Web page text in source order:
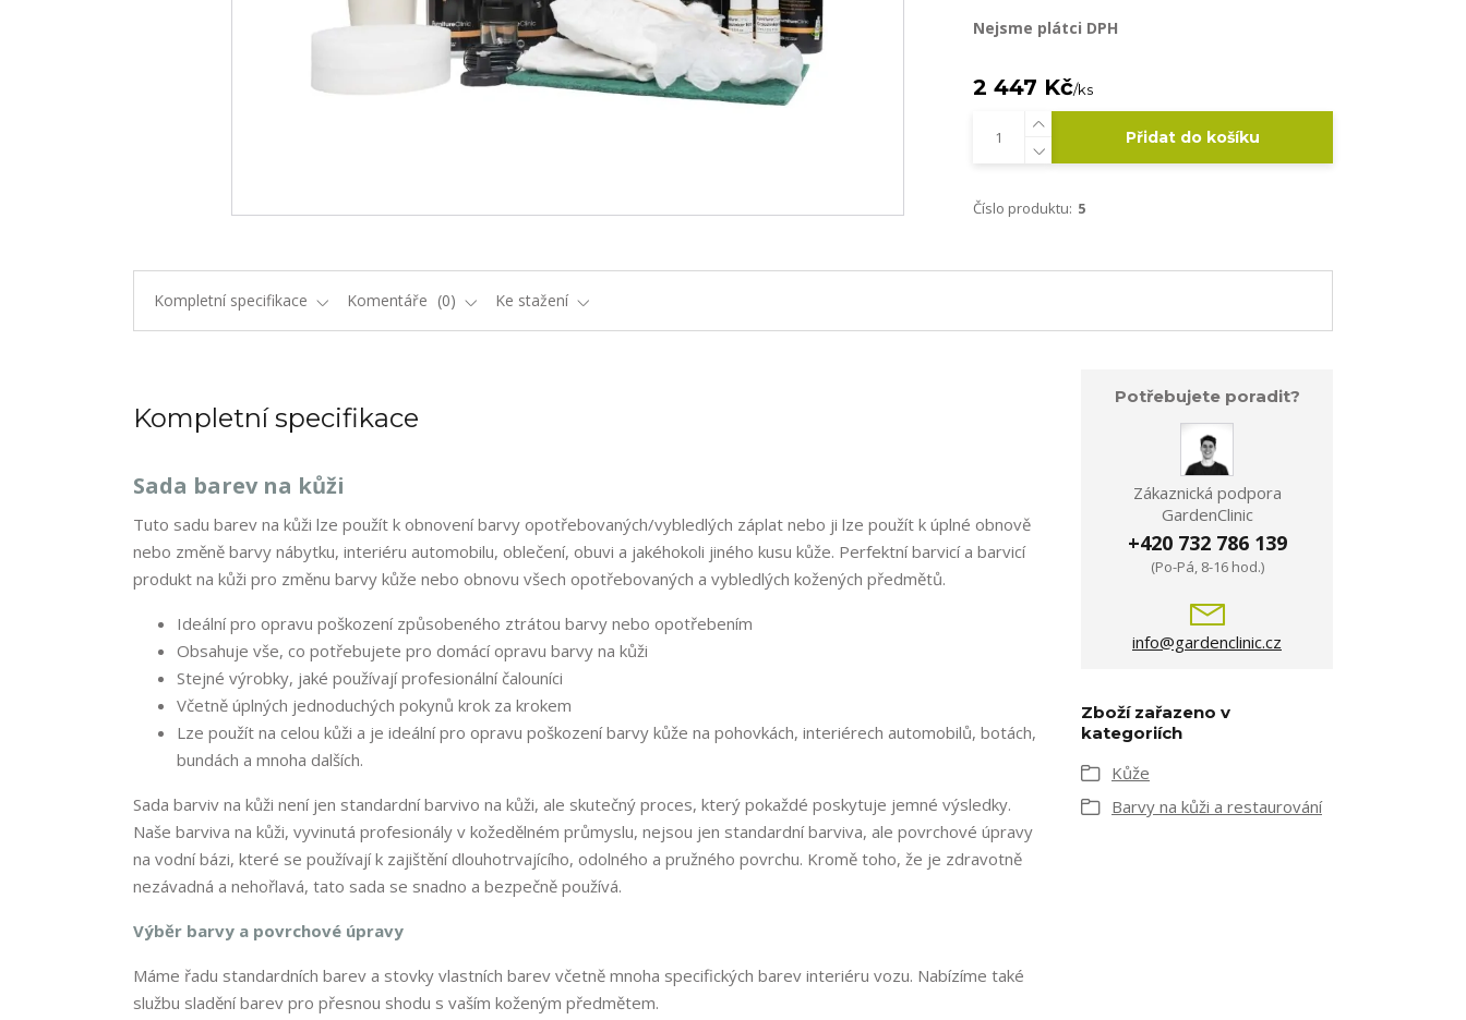
Nejsme plátci DPH
2 447 Kč/ks
Přidat do košíku
Číslo produktu: 5
Kompletní specifikace Komentáře 0 Ke stažení
Kompletní specifikace
Sada barev na kůži
Tuto sadu barev na kůži lze použít k obnovení barvy opotřebovaných/vybledlých záplat nebo ji lze použít k úplné obnově
nebo změně barvy nábytku, interiéru automobilu, oblečení, obuvi a jakéhokoli jiného kusu kůže. Perfektní barvicí a barvicí
produkt na kůži pro změnu barvy kůže nebo obnovu všech opotřebovaných a vybledlých kožených předmětů.
Ideální pro opravu poškození způsobeného ztrátou barvy nebo opotřebením
Obsahuje vše, co potřebujete pro domácí opravu barvy na kůži
Stejné výrobky, jaké používají profesionální čalouníci
Včetně úplných jednoduchých pokynů krok za krokem
Lze použít na celou kůži a je ideální pro opravu poškození barvy kůže na pohovkách, interiérech automobilů, botách,
bundách a mnoha dalších.
Sada barviv na kůži není jen standardní barvivo na kůži, ale skutečný proces, který pokaždé poskytuje jemné výsledky.
Naše barviva na kůži, vyvinutá profesionály v kožedělném průmyslu, nejsou jen standardní barviva, ale povrchové úpravy
na vodní bázi, které se používají k zajištění dlouhotrvajícího, odolného a pružného povrchu. Kromě toho, že je zdravotně
nezávadná a nehořlavá, tato sada se snadno a bezpečně používá.
Výběr barvy a povrchové úpravy
Máme řadu standardních barev a stovky vlastních barev včetně mnoha specifických barev interiéru vozu. Nabízíme také
službu sladění barev pro přesnou shodu s vaším koženým předmětem.
Potřebujete poradit?
Zákaznická podpora
GardenClinic
+420 732 786 139
(Po-Pá, 8-16 hod.)
info@gardenclinic.cz
Zboží zařazeno v
kategoriích
Kůže
Barvy na kůži a restaurování